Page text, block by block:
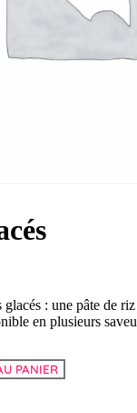
: une pâte de
en plusieurs
PANIER